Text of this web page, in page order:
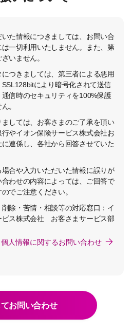
た情報につきましては、お問い合
一切利用いたしません。また、第
いません。
つきましては、第三者による悪用
により暗号化されて送信
信時のセキュリティを100%保護
。
しては、お客さまのご了承を頂い
やイオン保険サービス株式会社お
連係し、各社から回答させていた
合や入力いただいた情報に誤りが
わせの内容によっては、ご回答で
でご注意ください。
除・苦情・相談等の対応窓口：イ
ビス株式会社 お客さまサービス部
個人情報に関するお問い合わせ
てお問い合わせ